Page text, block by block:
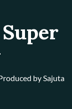
by Sajuta